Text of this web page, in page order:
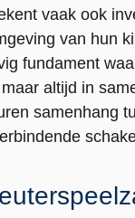
vaak ook
van hun
fundament
altijd in
samenhang